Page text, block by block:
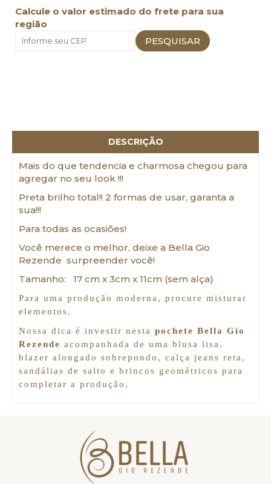
Calcule o valor estimado do frete para sua
região
DESCRIÇÃO
Mais do que tendencia e charmosa chegou para
agregar no seu look !!!
Preta brilho total!! 2 formas de usar, garanta a
sua!!!
Para todas as ocasiões!
Você merece o melhor, deixe a Bella Gio
Rezende surpreender você!
Tamanho: 17 cm x 3cm x 11cm (sem alça)
Para uma produção moderna, procure misturar
elementos.
Nossa dica é investir nesta pochete Bella Gio
Rezende acompanhada de uma blusa lisa,
blazer alongado sobrepondo, calça jeans reta,
sandálias de salto e brincos geométricos para
completar a produção.